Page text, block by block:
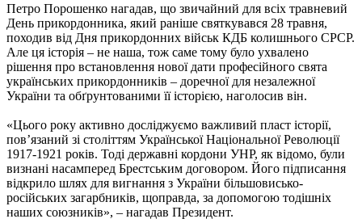
Петро Порошенко нагадав, що звичайний для всіх травневий
День прикордонника, який раніше святкувався 28 травня,
походив від Дня прикордонних військ КДБ колишнього СРСР.
Але ця історія – не наша, тож саме тому було ухвалено
рішення про встановлення нової дати професійного свята
українських прикордонників – доречної для незалежної
України та обґрунтованими її історією, наголосив він.
«Цього року активно досліджуємо важливий пласт історії,
пов’язаний зі століттям Української Національної Революції
1917-1921 років. Тоді державні кордони УНР, як відомо, були
визнані насамперед Брестським договором. Його підписання
відкрило шлях для вигнання з України більшовисько-
російських загарбників, щоправда, за допомогою тодішніх
наших союзників», – нагадав Президент.